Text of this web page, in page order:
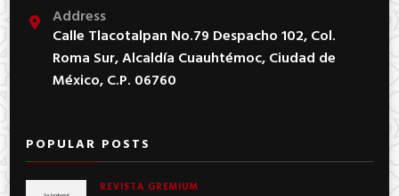
Address
Calle Tlacotalpan No.79 Despacho 102, Col.
Roma Sur, Alcaldía Cuauhtémoc, Ciudad de
México, C.P. 06760
POPULAR POSTS
REVISTA GREMIUM